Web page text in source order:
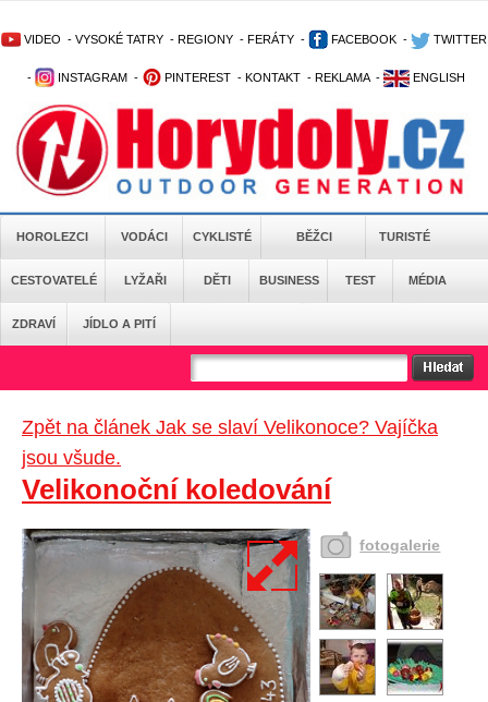
VIDEO - VYSOKÉ TATRY - REGIONY - FERÁTY - FACEBOOK - TWITTER
- INSTAGRAM - PINTEREST - KONTAKT - REKLAMA - ENGLISH
HOROLEZCI VODÁCI CYKLISTÉ BĚŽCI TURISTÉ
CESTOVATELÉ LYŽAŘI DĚTI BUSINESS TEST MÉDIA
ZDRAVÍ JÍDLO A PITÍ
Zpět na článek Jak se slaví Velikonoce? Vajíčka
jsou všude.
Velikonoční koledování
fotogalerie